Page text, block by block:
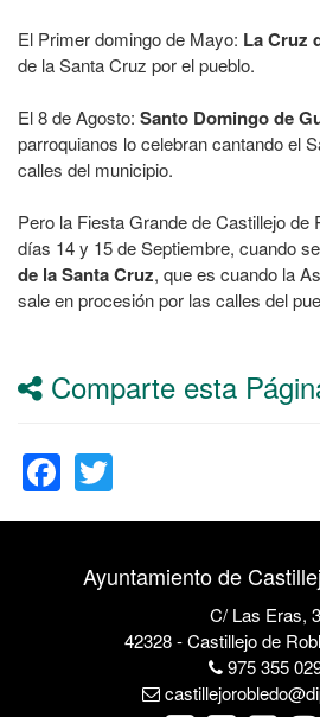
El Primer domingo de Mayo: La Cruz
de la Santa Cruz por el pueblo.
El 8 de Agosto: Santo Domingo de
parroquianos lo celebran cantando el
calles del municipio.
Pero la Fiesta Grande de Castillejo de
días 14 y 15 de Septiembre, cuando
de la Santa Cruz, que es cuando la
sale en procesión por las calles del
Comparte esta
Facebook
Ayuntamiento de
C/ Las Eras, 3
42328 - Castillejo de
975 355